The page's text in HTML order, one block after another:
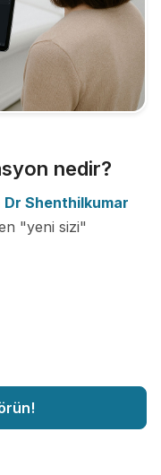
nedir?
Dr Shenthilkumar
"yeni sizi"